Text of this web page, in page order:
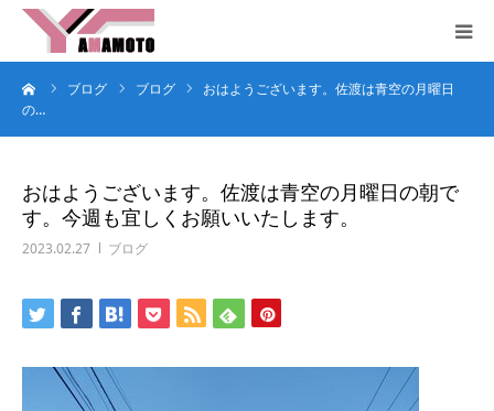
ブログ ブログ
おはようございます。佐渡は青空の月曜日
の…
おはようございます。佐渡は青空の月曜日の朝で
す。今週も宜しくお願いいたします。
2023.02.27 ブログ
HOME
サービス